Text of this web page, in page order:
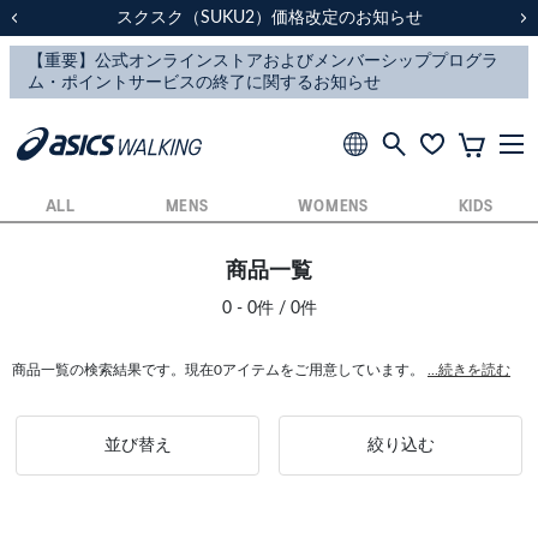
スクスク（SUKU2）価格改定のお知らせ
配送に関するお知らせ
スクスク（SUKU2）価格改定のお知らせ
配送に関するお知らせ
ALL MENS WOMENS KIDS
商品一覧
0 - 0件 / 0件
商品一覧の検索結果です。現在0アイテムをご用意しています。 ...続きを読む
並び替え 絞り込む